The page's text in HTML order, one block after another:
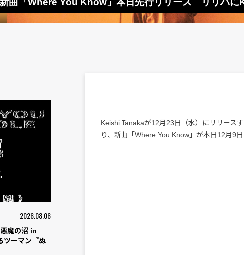
曲「Where You Know」本日先行リリース リリパに
2026.08.06
魔の沼 in
ツーマン『ぬ
Keishi Tanakaが12月23日（水）にリリース
り、新曲「Where You Know」が本日12月9